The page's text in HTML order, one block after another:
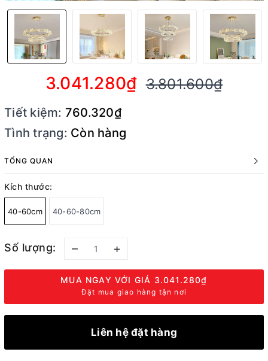
3.041.280₫ 3.801.600₫
Tiết kiệm: 760.320₫
Tình trạng: Còn hàng
TỔNG QUAN
Kích thước:
40-60cm 40-60-80cm
Số lượng: – +
MUA NGAY VỚI GIÁ 3.041.280₫
Đặt mua giao hàng tận nơi
Liên hệ đặt hàng